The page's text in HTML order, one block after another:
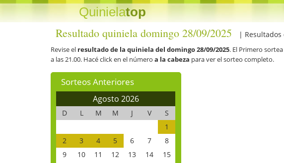
Quinielatop
Resultado quiniela domingo 28/09/2025 |
Revise el resultado de la quiniela del domingo 28/09/2025. El Primero
a las 21.00. Hacé click en el número a la cabeza para ver el sorteo completo.
Sorteos Anteriores
Agosto 2026
D L M M J V
S
1
2
3 4 5 6 7
8
9
10 11 12 13 14
15